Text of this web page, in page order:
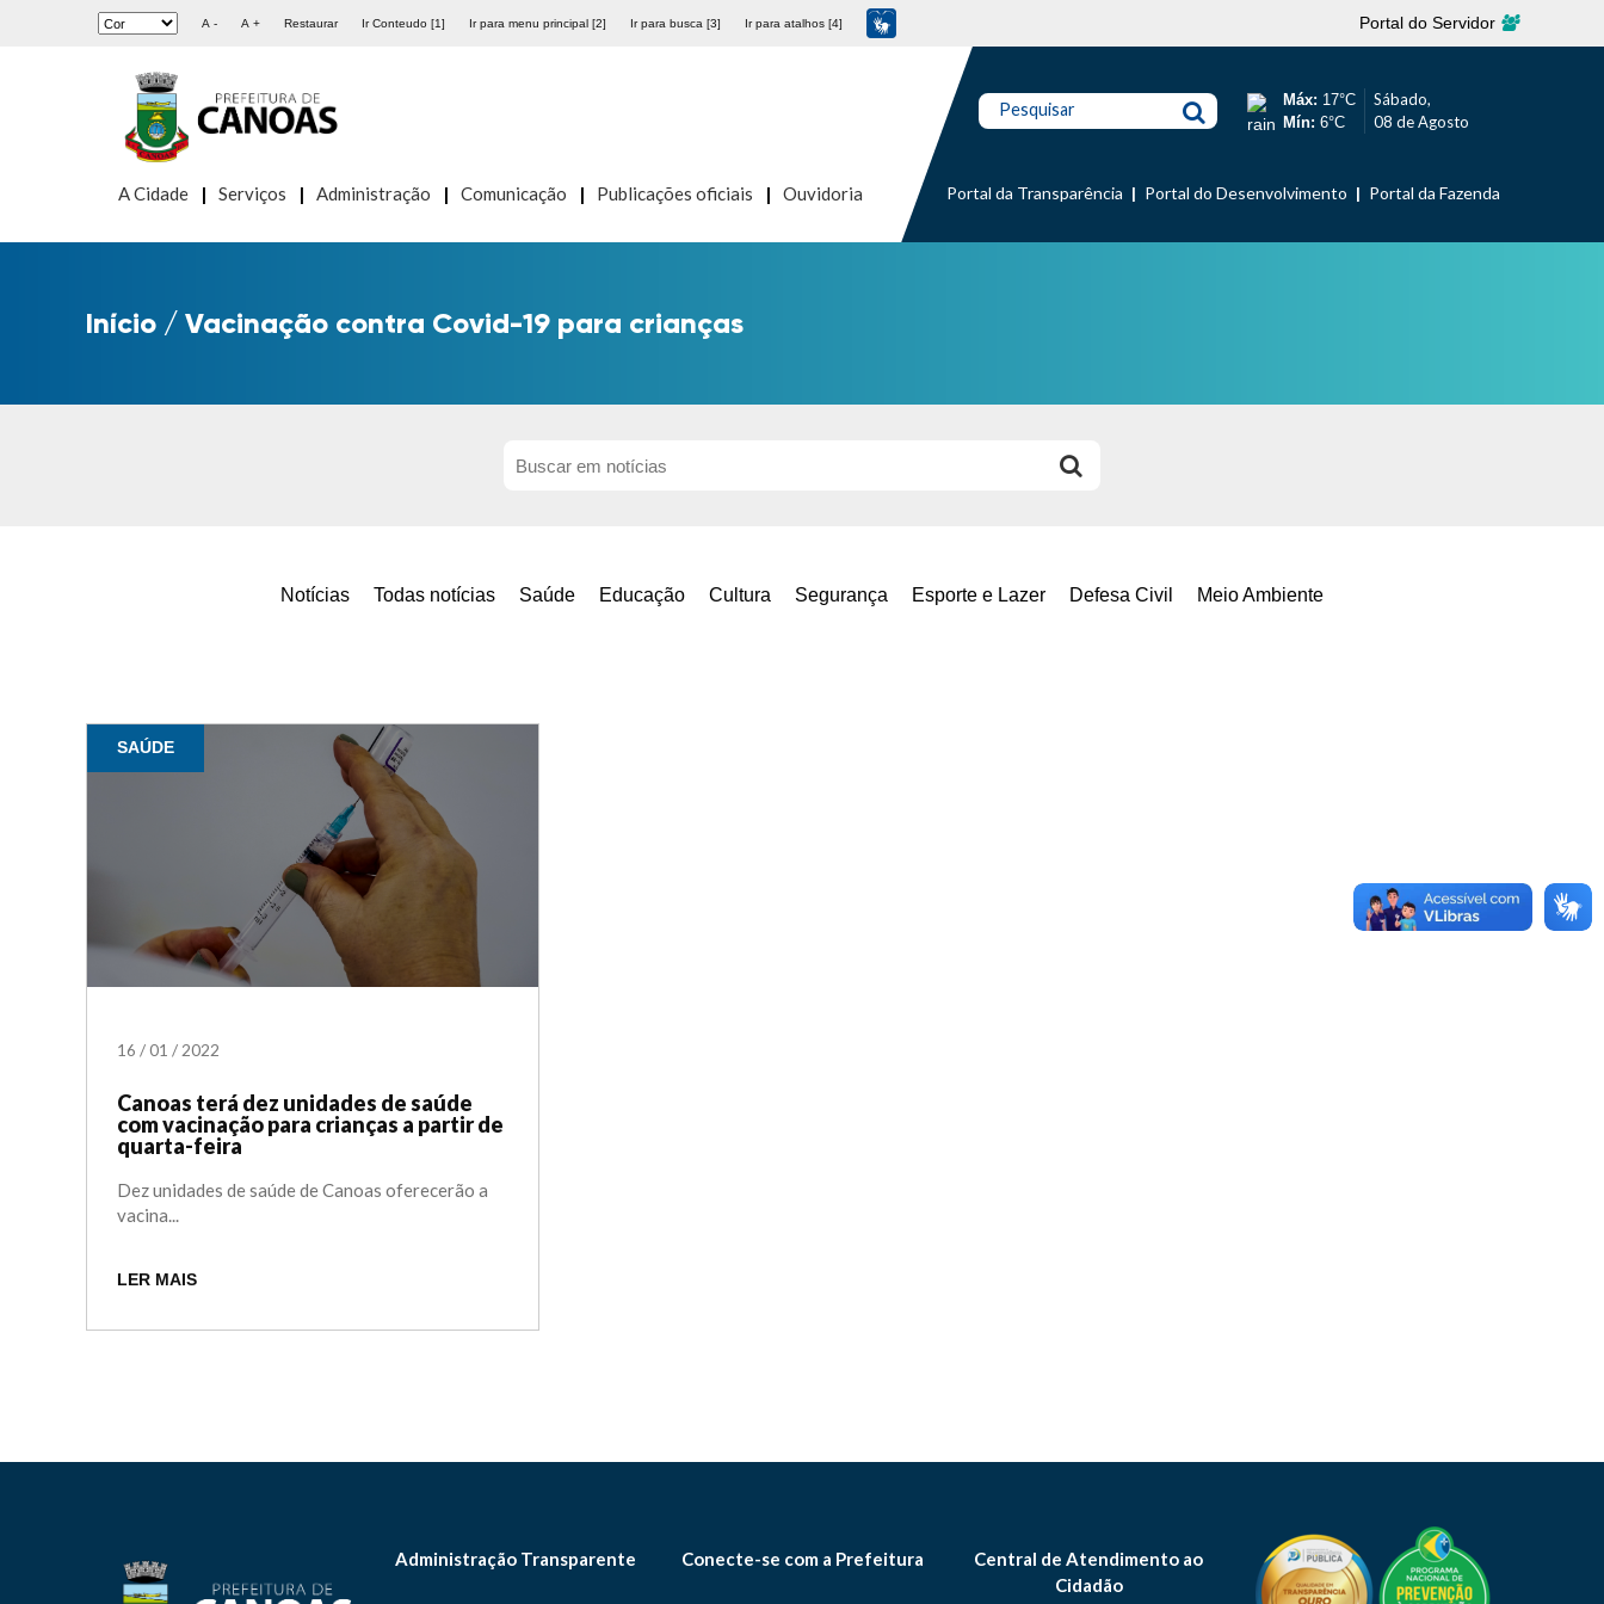
A - A + Restaurar Ir Conteudo [1] Ir para menu principal [2] Ir para busca [3] Ir para atalhos [4] Portal do Servidor
A Cidade Serviços Administração Comunicação Publicações oficiais Ouvidoria
Pesquisar Máx: 17°C
Mín: 6°C
Sábado,
08 de Agosto
Portal da Transparência Portal do Desenvolvimento Portal da Fazenda
Início / Vacinação contra Covid-19 para crianças
Notícias Todas notícias Saúde Educação Cultura Segurança Esporte e Lazer Defesa Civil Meio Ambiente
SAÚDE
16 /01 /2022
Canoas terá dez unidades de saúde
com vacinação para crianças a partir de
quarta-feira
Dez unidades de saúde de Canoas oferecerão a
vacina...
LER MAIS
Administração Transparente Conecte-se com a Prefeitura
Central de Atendimento ao
Cidadão